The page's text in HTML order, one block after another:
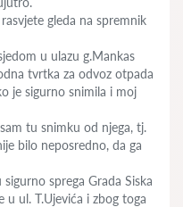
gleda na spremnik
u ulazu g.Mankas
tvrtka za odvoz otpada
je sigurno snimila i moj
tu snimku od njega, tj.
bilo neposredno, da ga
sprega Grada Siska
u ul. T.Ujevića i zbog toga